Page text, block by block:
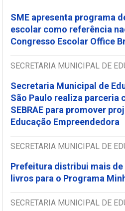
SME apresenta programa
escolar como referência
Congresso Escolar Office
SECRETARIA MUNICIPAL DE
Secretaria Municipal de
São Paulo realiza parceria
SEBRAE para promover
Educação Empreendedora
SECRETARIA MUNICIPAL DE
Prefeitura distribui mais de
livros para o Programa
SECRETARIA MUNICIPAL DE